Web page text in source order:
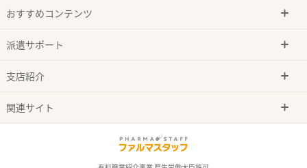
おすすめコンテンツ
派遣サポート
支店紹介
関連サイト